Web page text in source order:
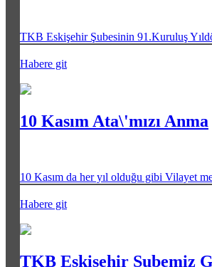
TKB Eskişehir Şubesinin 91.Kuruluş
Habere git
10 Kasım Ata\'mızı Anma
10 Kasım da her yıl olduğu gibi Vilayet
Habere git
TKB Eskişehir Şubemiz